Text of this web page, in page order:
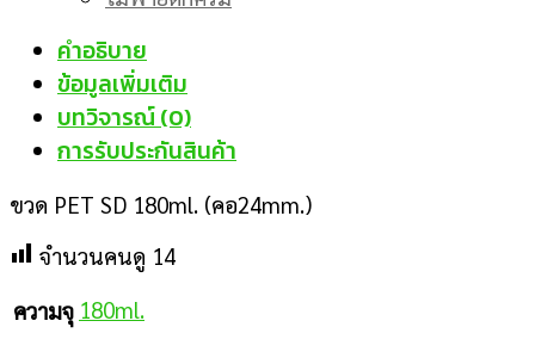
คำอธิบาย
ข้อมูลเพิ่มเติม
บทวิจารณ์ (0)
การรับประกันสินค้า
ขวด PET SD 180ml. (คอ24mm.)
จำนวนคนดู 14
ความจุ 180ml.